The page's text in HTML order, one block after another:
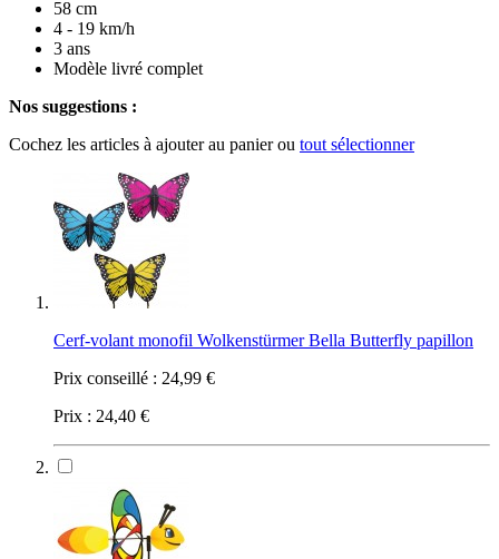
58 cm
4 - 19 km/h
3 ans
Modèle livré complet
Nos suggestions :
Cochez les articles à ajouter au panier ou tout sélectionner
Cerf-volant monofil Wolkenstürmer Bella Butterfly papillon
Prix conseillé : 24,99 €
Prix : 24,40 €